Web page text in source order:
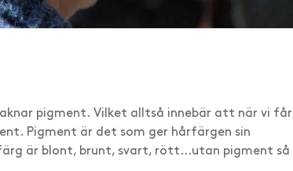
pigment. Vilket alltså innebär att när vi får
Pigment är det som ger hårfärgen sin
är blont, brunt, svart, rött…utan pigment så